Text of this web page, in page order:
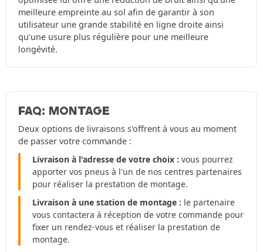
meilleure empreinte au sol afin de garantir à son
utilisateur une grande stabilité en ligne droite ainsi
qu’une usure plus régulière pour une meilleure
longévité.
FAQ: MONTAGE
Deux options de livraisons s'offrent à vous au moment
de passer votre commande :
Livraison à l'adresse de votre choix : vous pourrez
apporter vos pneus à l'un de nos centres partenaires
pour réaliser la prestation de montage.
Livraison à une station de montage : le partenaire
vous contactera à réception de votre commande pour
fixer un rendez-vous et réaliser la prestation de
montage.